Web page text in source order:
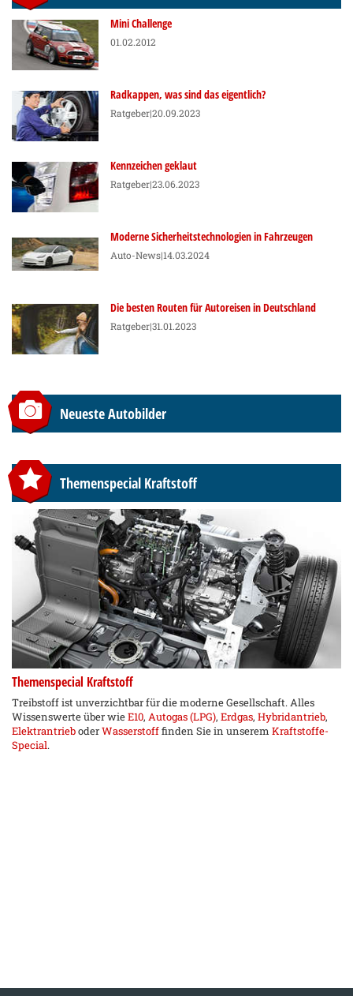
Mini Challenge
01.02.2012
Radkappen, was sind das eigentlich?
Ratgeber|20.09.2023
Kennzeichen geklaut
Ratgeber|23.06.2023
Moderne Sicherheitstechnologien in Fahrzeugen
Auto-News|14.03.2024
Die besten Routen für Autoreisen in Deutschland
Ratgeber|31.01.2023
Neueste Autobilder
Themenspecial Kraftstoff
Themenspecial Kraftstoff
Treibstoff ist unverzichtbar für die moderne Gesellschaft. Alles
Wissenswerte über wieE10, Autogas (LPG), Erdgas, Hybridantrieb,
ElektrantrieboderWasserstofffinden Sie in unserem Kraftstoffe-
Special.